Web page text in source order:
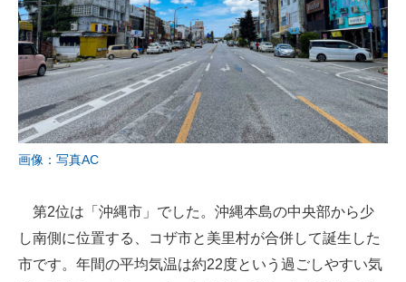
画像：写真AC
第2位は「沖縄市」でした。沖縄本島の中央部から少
し南側に位置する、コザ市と美里村が合併して誕生した
市です。年間の平均気温は約22度という過ごしやすい気